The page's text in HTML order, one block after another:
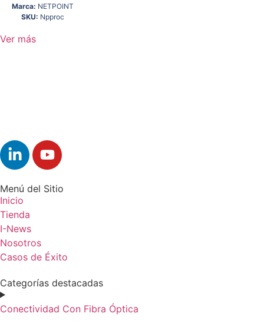
Marca: NETPOINT
SKU: Npproc
Ver más
Menú del Sitio
Inicio
Tienda
I-News
Nosotros
Casos de Éxito
Categorías destacadas
Conectividad Con Fibra Óptica